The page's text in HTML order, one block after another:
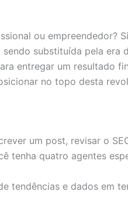
ou empreendedor?
substituída pela era
entregar um resultado
no topo desta
um post, revisar o
tenha quatro agentes
tendências e dados em